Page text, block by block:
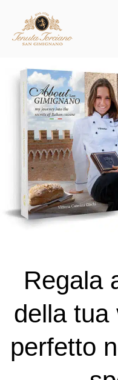
Regala
della tua
perfetto